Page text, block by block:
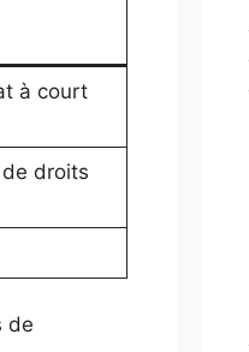
à court
droits
de